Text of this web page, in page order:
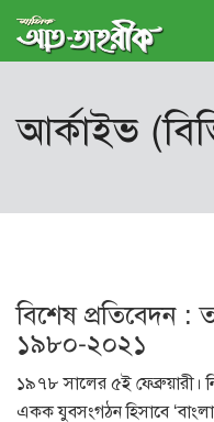
আর্কাইভ
বিশেষ প্রতিবেদন :
১৯৮০-২০২১
১৯৭৮ সালের ৫ই ফেব্রুয়ারী।
একক যুবসংগঠন হিসাবে